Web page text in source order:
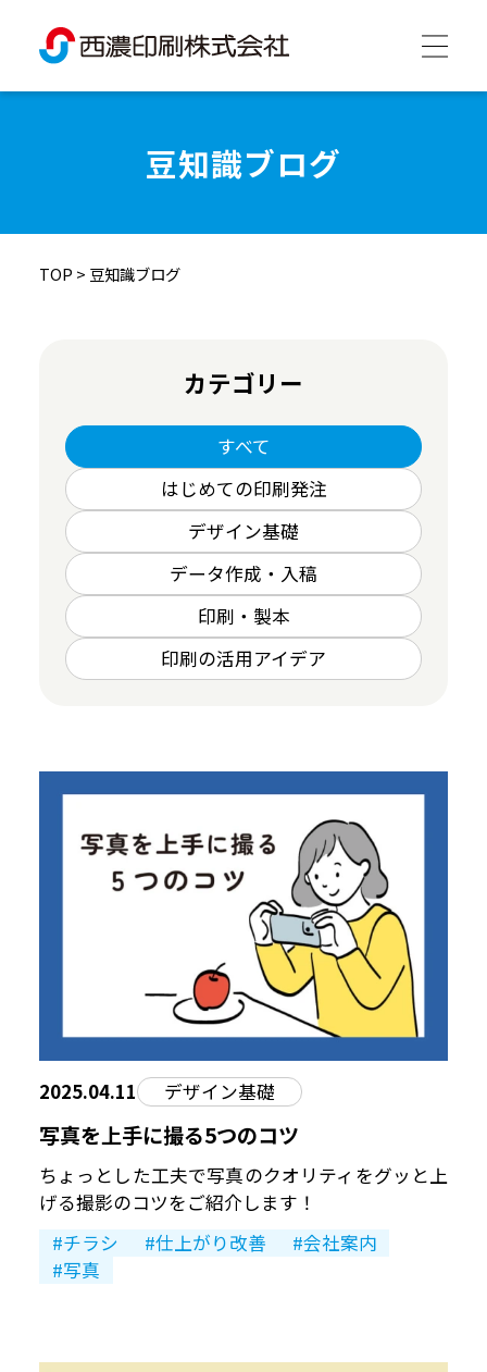
制作実績
採用情報
豆知識ブログ
お問い合わせ
個人情報保護方針
ご利用規約
豆知識ブログ
TOP > 豆知識ブログ
カテゴリー
すべて
はじめての印刷発注
デザイン基礎
データ作成・入稿
印刷・製本
印刷の活用アイデア
2025.04.11 デザイン基礎
写真を上手に撮る5つのコツ
ちょっとした工夫で写真のクオリティをグッと上
げる撮影のコツをご紹介します！
チラシ
仕上がり改善
会社案内
写真